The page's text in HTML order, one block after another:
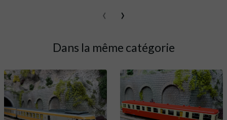
‹ ›
Dans la même catégorie